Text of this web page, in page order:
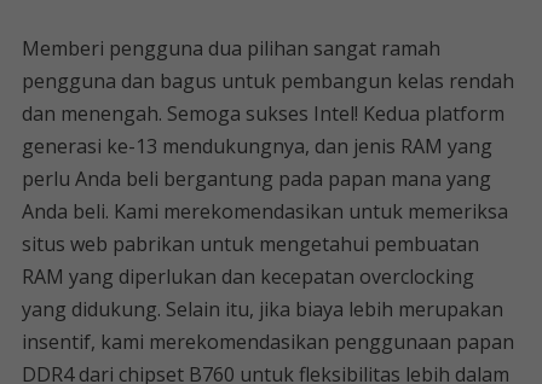
Memberi pengguna dua pilihan sangat ramah
pengguna dan bagus untuk pembangun kelas rendah
dan menengah. Semoga sukses Intel! Kedua platform
generasi ke-13 mendukungnya, dan jenis RAM yang
perlu Anda beli bergantung pada papan mana yang
Anda beli. Kami merekomendasikan untuk memeriksa
situs web pabrikan untuk mengetahui pembuatan
RAM yang diperlukan dan kecepatan overclocking
yang didukung. Selain itu, jika biaya lebih merupakan
insentif, kami merekomendasikan penggunaan papan
DDR4 dari chipset B760 untuk fleksibilitas lebih dalam